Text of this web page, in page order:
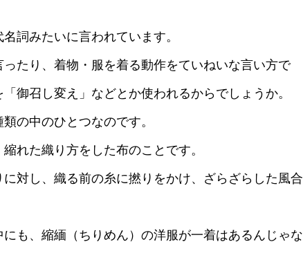
詞みたいに言われています。
たり、着物・服を着る動作をていねいな言い方で
御召し変え」などとか使われるからでしょうか。
の中のひとつなのです。
れた織り方をした布のことです。
対し、織る前の糸に撚りをかけ、ざらざらした風合
も、縮緬（ちりめん）の洋服が一着はあるんじゃな